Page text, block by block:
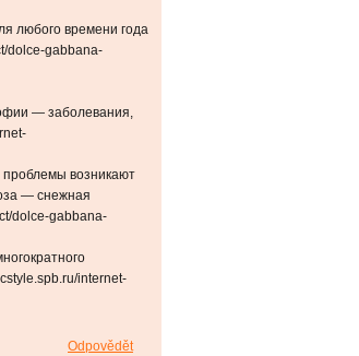
любого времени года
dolce-gabbana-
— заболевания,
проблемы возникают
— снежная
dolce-gabbana-
internet-
Odpovědět